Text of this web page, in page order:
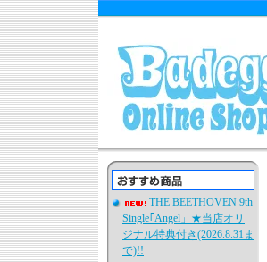
THE BEETHOVEN 9th
Single｢Angel」★当店オリ
ジナル特典付き(2026.8.31ま
で)!!